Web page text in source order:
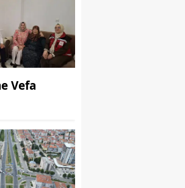
Vefa